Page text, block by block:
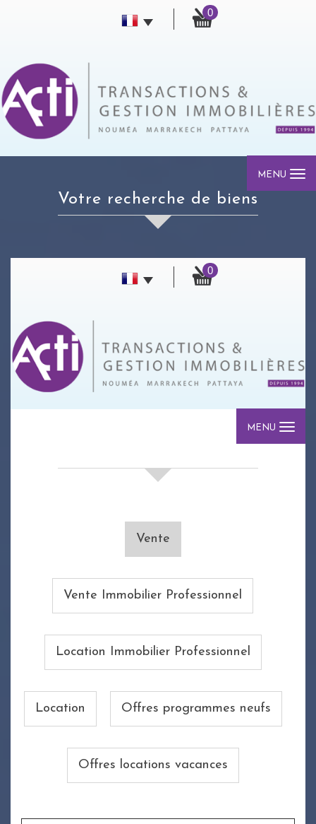
0
MENU
votre recherche de biens
0
MENU
Vente
Vente Immobilier Professionnel
Location Immobilier Professionnel
Location Offres programmes neufs
Offres locations vacances